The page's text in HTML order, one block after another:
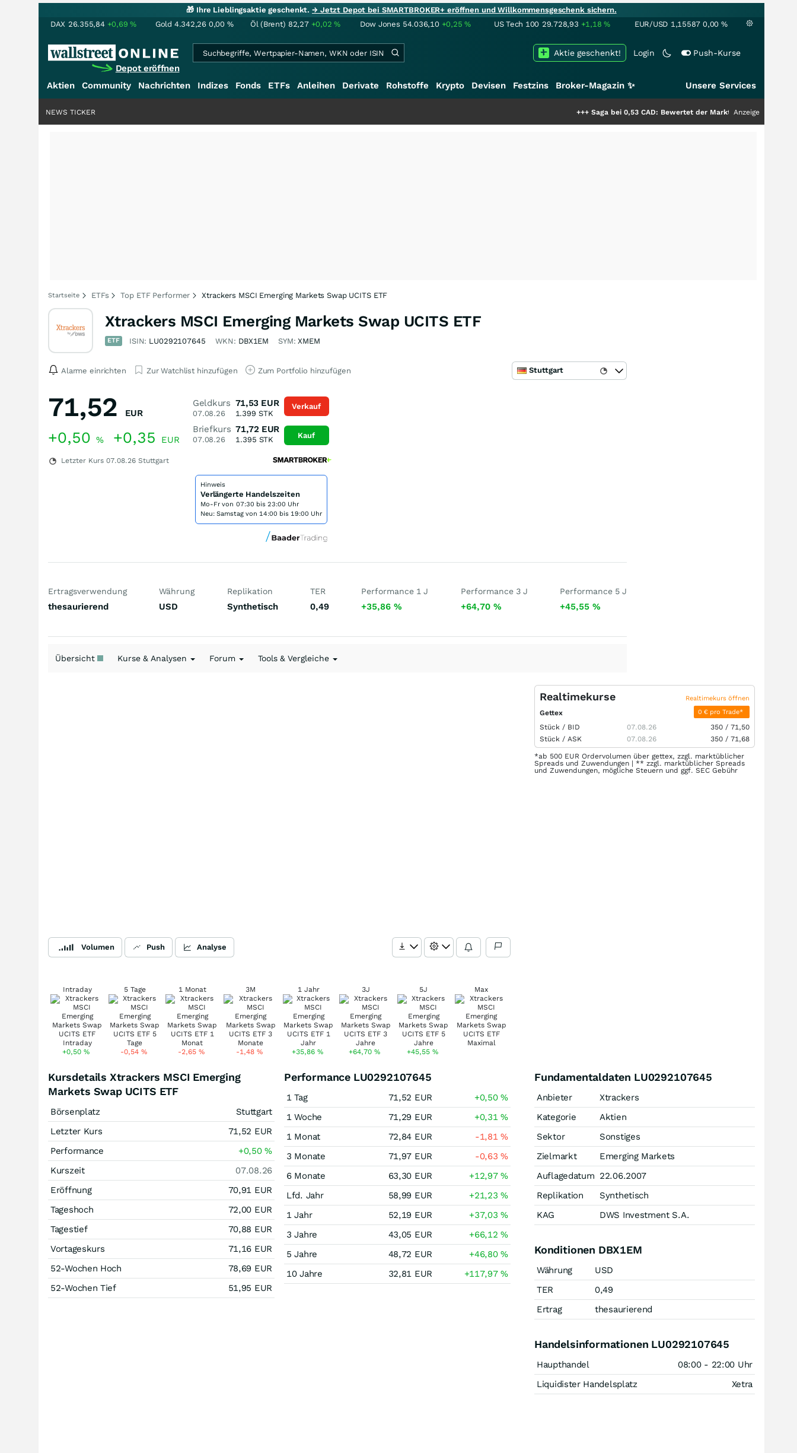
🎁 Ihre Lieblingsaktie geschenkt.→ Jetzt Depot bei SMARTBROKER+ eröffnen und Willkommensgeschenk sichern.
DAX 26.355,84 +0,69% Gold 4.342,26 0,00 % Öl (Brent) 82,27 +0,02% Dow Jones 54.036,10 +0,25% US Tech 100 29.728,93 +1,18% EUR/USD 1,15587 0,00 %
Depot eröffnen
Login Push-Kurse
Aktie geschenkt!
Aktien Community Nachrichten Indizes Fonds ETFs Anleihen Derivate Rohstoffe Krypto Devisen Festzins Broker-Magazin ✨ Unsere Services
Saga bei 0,53 CAD: Bewertet der Markt noch immer nur die Hälfte
Anzeige
NEWS TICKER
Startseite ETFs Top ETF Performer Xtrackers MSCI Emerging Markets Swap UCITS ETF
Xtrackers MSCI Emerging Markets Swap UCITS ETF
ETF ISIN: LU0292107645 WKN: DBX1EM SYM:XMEM
Alarme einrichten Zur Watchlist hinzufügen Zum Portfolio hinzufügen Stuttgart
71,52 EUR
+0,50 % +0,35 EUR
Letzter Kurs 07.08.26 Stuttgart
Geldkurs
07.08.26
71,53 EUR
1.399 STK
Briefkurs
07.08.26
71,72 EUR
1.395 STK
Verkauf
Kauf
Hinweis
Verlängerte Handelszeiten
Mo-Fr von 07:30 bis 23:00 Uhr
Neu: Samstag von 14:00 bis 19:00 Uhr
Ertragsverwendung
thesaurierend
Währung
USD
Replikation
Synthetisch
TER
0,49
Performance 1 J
+35,86%
Performance 3 J
+64,70 %
Performance 5 J
+45,55 %
Übersicht Kurse & Analysen Forum Tools & Vergleiche
Volumen Push Analyse
Intraday
+0,50%
5 Tage
-0,54 %
1 Monat
-2,65 %
3M
-1,48%
1 Jahr
+35,86 %
3J
+64,70%
5J
+45,55 %
Max
Realtimekurse Realtimekurs öffnen
Gettex 0 € pro Trade*
Stück / BID 07.08.26 350 / 71,50
Stück / ASK 07.08.26 350 / 71,68
*ab 500 EUR Ordervolumen über gettex, zzgl. marktüblicher
Spreads und Zuwendungen | ** zzgl. marktüblicher Spreads
und Zuwendungen, mögliche Steuern und ggf. SEC Gebühr
Kursdetails Xtrackers MSCI Emerging
Markets Swap UCITS ETF
Börsenplatz
Stuttgart
Letzter Kurs
71,52 EUR
Performance
+0,50%
Kurszeit
07.08.26
Eröffnung
70,91 EUR
Tageshoch
72,00 EUR
Tagestief
70,88 EUR
Vortageskurs
71,16 EUR
52-Wochen Hoch
78,69 EUR
52-Wochen Tief
51,95 EUR
Performance LU0292107645
1 Tag 71,52 EUR +0,50%
1 Woche
71,29 EUR +0,31%
1 Monat
72,84 EUR -1,81%
3 Monate
71,97 EUR -0,63%
6 Monate
63,30 EUR +12,97%
Lfd. Jahr
58,99 EUR +21,23%
1 Jahr
52,19 EUR +37,03%
3 Jahre
43,05 EUR +66,12%
5 Jahre
48,72 EUR +46,80%
10 Jahre
32,81 EUR +117,97%
Fundamentaldaten LU0292107645
Anbieter
Xtrackers
Kategorie
Aktien
Sektor
Sonstiges
Zielmarkt
Emerging Markets
Auflagedatum 22.06.2007
Replikation
Synthetisch
KAG
DWS Investment S.A.
Konditionen DBX1EM
Währung
USD
TER
0,49
Ertrag
thesaurierend
Handelsinformationen LU0292107645
Haupthandel
08:00 - 22:00 Uhr
Liquidister Handelsplatz
Xetra